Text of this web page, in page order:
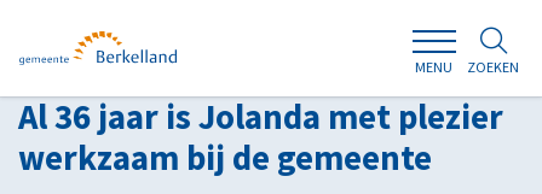
MENU ZOEKEN
Al 36 jaar is Jolanda met plezier
werkzaam bij de gemeente